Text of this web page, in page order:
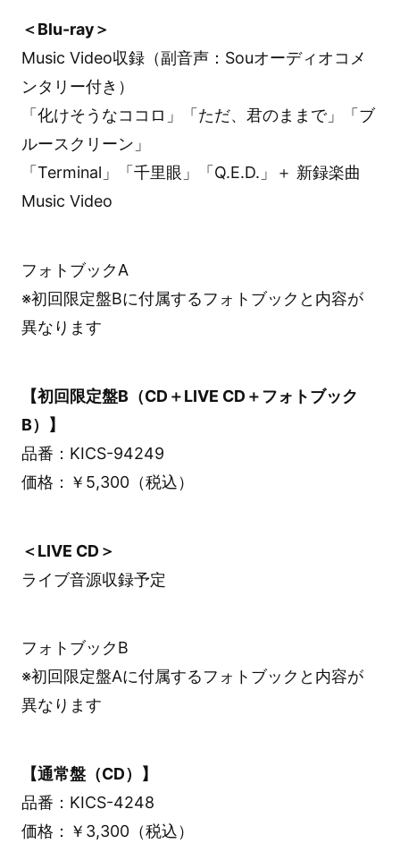
＜Blu-ray＞
Music Video収録（副音声：Souオーディオコメ
ンタリー付き）
「化けそうなココロ」「ただ、君のままで」「ブ
ルースクリーン」
「Terminal」「千里眼」「Q.E.D.」＋ 新録楽曲
Music Video
フォトブックA
※初回限定盤Bに付属するフォトブックと内容が
異なります
【初回限定盤B（CD＋LIVE CD＋フォトブック
B）】
品番：KICS-94249
価格：￥5,300（税込）
＜LIVE CD＞
ライブ音源収録予定
フォトブックB
※初回限定盤Aに付属するフォトブックと内容が
異なります
【通常盤（CD）】
品番：KICS-4248
価格：￥3,300（税込）